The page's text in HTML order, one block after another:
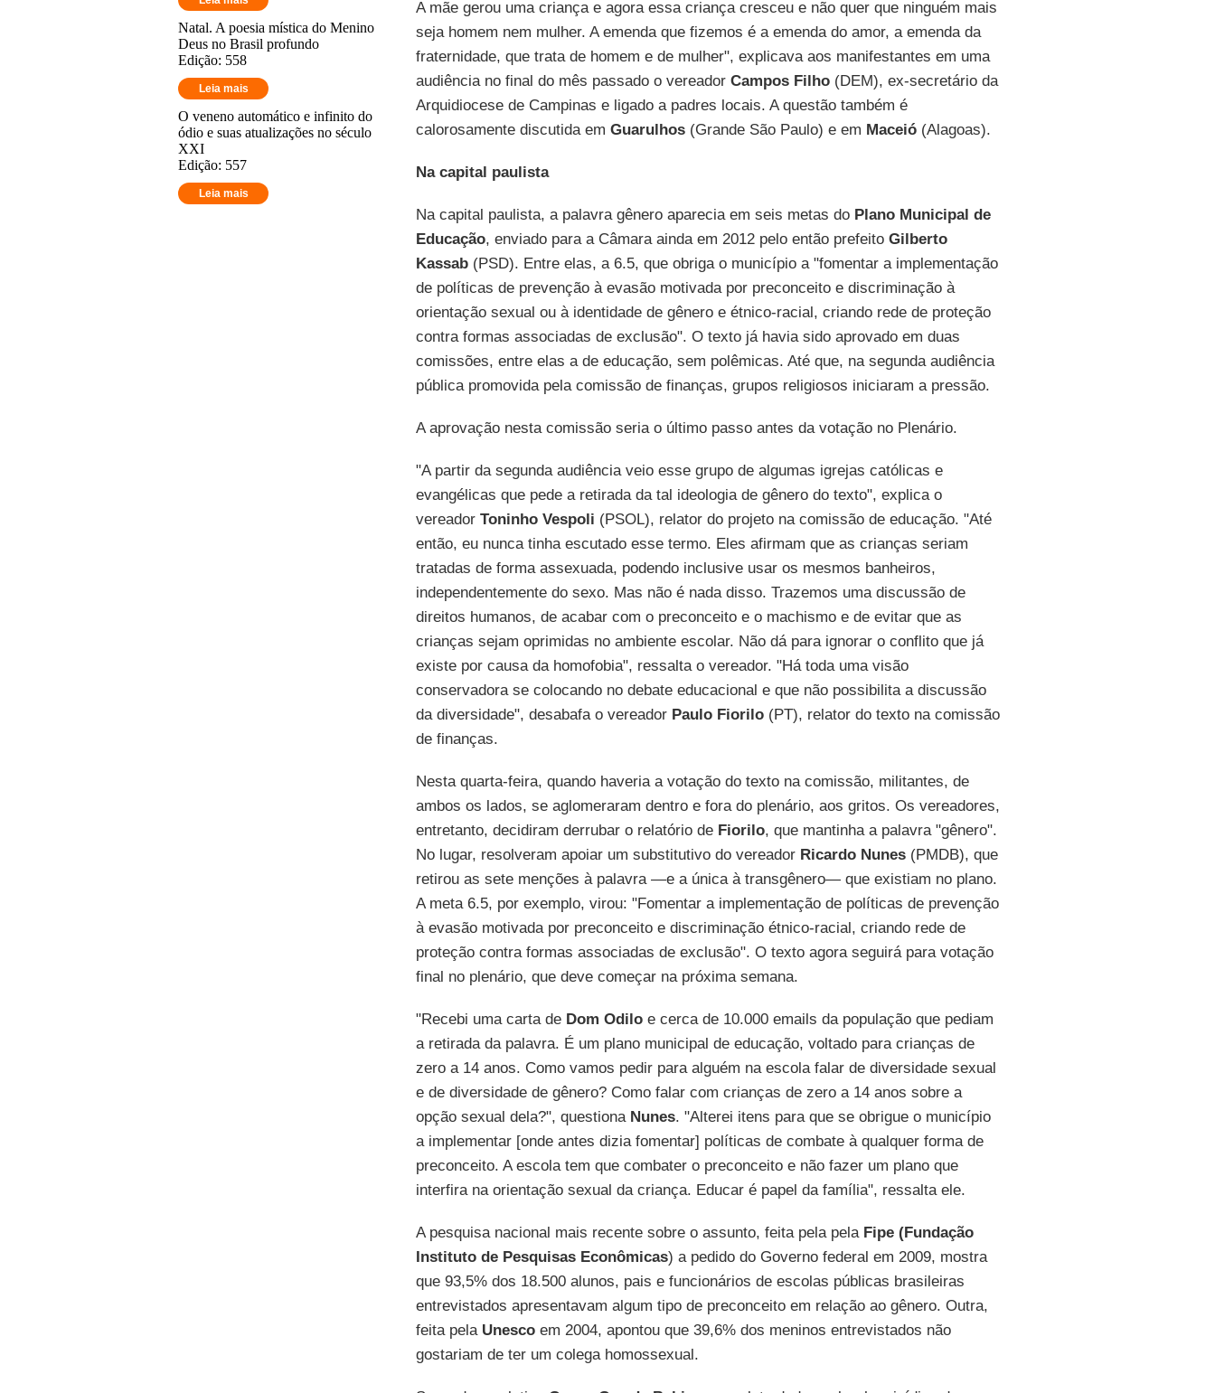
Natal. A poesia mística do Menino
Deus no Brasil profundo
Edição: 558
Leia mais
O veneno automático e infinito do
ódio e suas atualizações no século
XXI
Edição: 557
Leia mais
A mãe gerou uma criança e agora essa criança cresceu e não quer que ninguém mais
seja homem nem mulher. A emenda que fizemos é a emenda do amor, a emenda da
fraternidade, que trata de homem e de mulher", explicava aos manifestantes em uma
audiência no final do mês passado o vereador Campos Filho(DEM), ex-secretário da
Arquidiocese de Campinas e ligado a padres locais. A questão também é
calorosamente discutida em Guarulhos(Grande São Paulo) e em Maceió(Alagoas).
Na capital paulista
Na capital paulista, a palavra gênero aparecia em seis metas do Plano Municipal de
Educação, enviado para a Câmara ainda em 2012 pelo então prefeito Gilberto
Kassab(PSD). Entre elas, a 6.5, que obriga o município a "fomentar a implementação
de políticas de prevenção à evasão motivada por preconceito e discriminação à
orientação sexual ou à identidade de gênero e étnico-racial, criando rede de proteção
contra formas associadas de exclusão". O texto já havia sido aprovado em duas
comissões, entre elas a de educação, sem polêmicas. Até que, na segunda audiência
pública promovida pela comissão de finanças, grupos religiosos iniciaram a pressão.
A aprovação nesta comissão seria o último passo antes da votação no Plenário.
"A partir da segunda audiência veio esse grupo de algumas igrejas católicas e
evangélicas que pede a retirada da tal ideologia de gênero do texto", explica o
vereador Toninho Vespoli (PSOL), relator do projeto na comissão de educação. "Até
então, eu nunca tinha escutado esse termo. Eles afirmam que as crianças seriam
tratadas de forma assexuada, podendo inclusive usar os mesmos banheiros,
independentemente do sexo. Mas não é nada disso. Trazemos uma discussão de
direitos humanos, de acabar com o preconceito e o machismo e de evitar que as
crianças sejam oprimidas no ambiente escolar. Não dá para ignorar o conflito que já
existe por causa da homofobia", ressalta o vereador. "Há toda uma visão
conservadora se colocando no debate educacional e que não possibilita a discussão
da diversidade", desabafa o vereador Paulo Fiorilo(PT), relator do texto na comissão
de finanças.
Nesta quarta-feira, quando haveria a votação do texto na comissão, militantes, de
ambos os lados, se aglomeraram dentro e fora do plenário, aos gritos. Os vereadores,
entretanto, decidiram derrubar o relatório de Fiorilo, que mantinha a palavra "gênero".
No lugar, resolveram apoiar um substitutivo do vereador Ricardo Nunes(PMDB), que
retirou as sete menções à palavra —e a única à transgênero— que existiam no plano.
A meta 6.5, por exemplo, virou: "Fomentar a implementação de políticas de prevenção
à evasão motivada por preconceito e discriminação étnico-racial, criando rede de
proteção contra formas associadas de exclusão". O texto agora seguirá para votação
final no plenário, que deve começar na próxima semana.
"Recebi uma carta deDom Odiloe cerca de 10.000 emails da população que pediam
a retirada da palavra. É um plano municipal de educação, voltado para crianças de
zero a 14 anos. Como vamos pedir para alguém na escola falar de diversidade sexual
e de diversidade de gênero? Como falar com crianças de zero a 14 anos sobre a
opção sexual dela?", questiona Nunes. "Alterei itens para que se obrigue o município
a implementar [onde antes dizia fomentar] políticas de combate à qualquer forma de
preconceito. A escola tem que combater o preconceito e não fazer um plano que
interfira na orientação sexual da criança. Educar é papel da família", ressalta ele.
A pesquisa nacional mais recente sobre o assunto, feita pela pela Fipe (Fundação
Instituto de Pesquisas Econômicas) a pedido do Governo federal em 2009, mostra
que 93,5% dos 18.500 alunos, pais e funcionários de escolas públicas brasileiras
entrevistados apresentavam algum tipo de preconceito em relação ao gênero. Outra,
feita pela Unescoem 2004, apontou que 39,6% dos meninos entrevistados não
gostariam de ter um colega homossexual.